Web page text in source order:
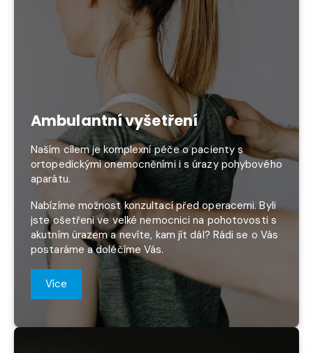
Ambulantní vyšetření
Naším cílem je komplexní péče o pacienty s
ortopedickými onemocněními i s úrazy pohybového
aparátu.
Nabízíme možnost konzultací před operacemi. Byli
jste ošetřeni ve velké nemocnici na pohotovosti s
akutním úrazem a nevíte, kam jít dál? Rádi se o Vás
postaráme a doléčíme Vás.
Více